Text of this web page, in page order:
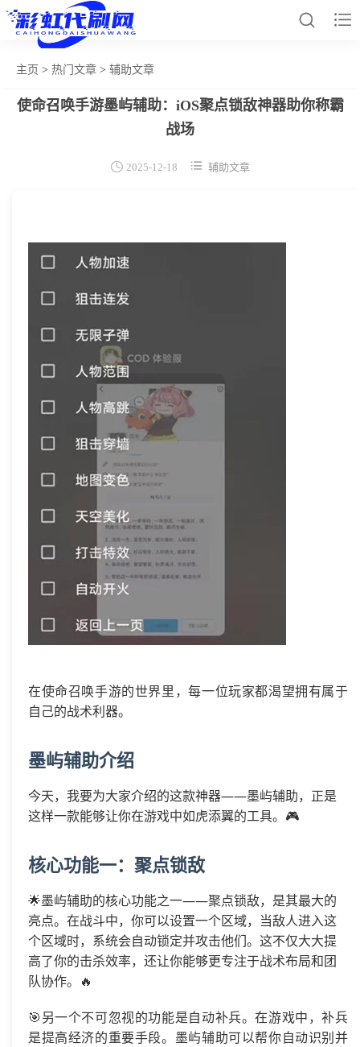


网站首页
辅助卡盟
热门文章
关于我们
主页 > 热门文章 > 辅助文章
使命召唤手游墨屿辅助：iOS聚点锁敌神器助你称霸
战场
 2025-12-18  辅助文章
在使命召唤手游的世界里，每一位玩家都渴望拥有属于
自己的战术利器。
墨屿辅助介绍
今天，我要为大家介绍的这款神器——墨屿辅助，正是
这样一款能够让你在游戏中如虎添翼的工具。🎮
核心功能一：聚点锁敌
🌟墨屿辅助的核心功能之一——聚点锁敌，是其最大的
亮点。在战斗中，你可以设置一个区域，当敌人进入这
个区域时，系统会自动锁定并攻击他们。这不仅大大提
高了你的击杀效率，还让你能够更专注于战术布局和团
队协作。🔥
🎯另一个不可忽视的功能是自动补兵。在游戏中，补兵
是提高经济的重要手段。墨屿辅助可以帮你自动识别并